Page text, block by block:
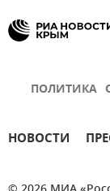
ПОЛИТИКА
НОВОСТИ